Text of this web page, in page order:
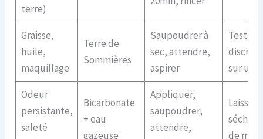
terre)
Graisse,
huile,
maquillage
Terre de
Sommières
Saupoudrer à
sec, attendre,
aspirer
Tester
sur un
Odeur
persistante,
saleté
Bicarbonate
+ eau
gazeuse
Appliquer,
saupoudrer,
attendre,
Laisser
sécher
de